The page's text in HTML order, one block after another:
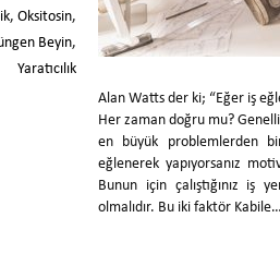
, Oksitosin,
Beyin,
Yaratıcılık
Alan Watts der ki; “Eğer iş
Her zaman doğru mu?
en büyük problemlerden
eğlenerek yapıyorsanız
Bunun için çalıştığınız iş
olmalıdır. Bu iki faktör Kabile…